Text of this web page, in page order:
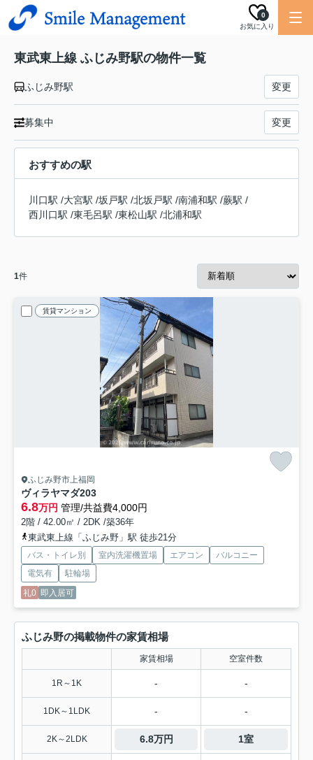
お気に入り
0
東武東上線 ふじみ野駅の物件一覧
ふじみ野駅 変更
募集中 変更
おすすめの駅
川口駅 /大宮駅 /坂戸駅 /北坂戸駅 /南浦和駅 /蕨駅 /
西川口駅 /東毛呂駅 /東松山駅 /北浦和駅
1件
賃貸マンション
ふじみ野市上福岡
ヴィラヤマダ203
6.8万円 管理/共益費4,000円
2階 / 42.00㎡ / 2DK /築36年
東武東上線「ふじみ野」駅 徒歩21分
バス・トイレ別 室内洗濯機置場 エアコン
バルコニー
電気有
駐輪場
礼0 即入居可
ふじみ野の掲載物件の家賃相場
家賃相場 空室件数
1R～1K - -
1DK～1LDK - -
2K～2LDK 6.8万円 1室